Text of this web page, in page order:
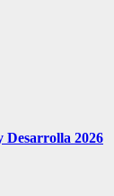
Desarrolla 2026